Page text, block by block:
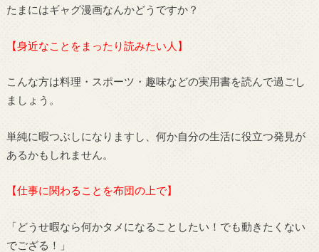
たまにはギャグ漫画なんかどうですか？
【身近なことをまったり読みたい人】
こんな方は料理・スポーツ・趣味などの実用書を読んで過ごし
ましょう。
単純に暇つぶしになりますし、何か自分の生活に役立つ発見が
あるかもしれません。
【仕事に関わることを布団の上で】
「どうせ暇なら何かタメになることしたい！でも動きたくない
でござる！」